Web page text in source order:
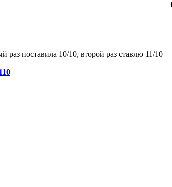
раз поставила 10/10, второй раз ставлю 11/10